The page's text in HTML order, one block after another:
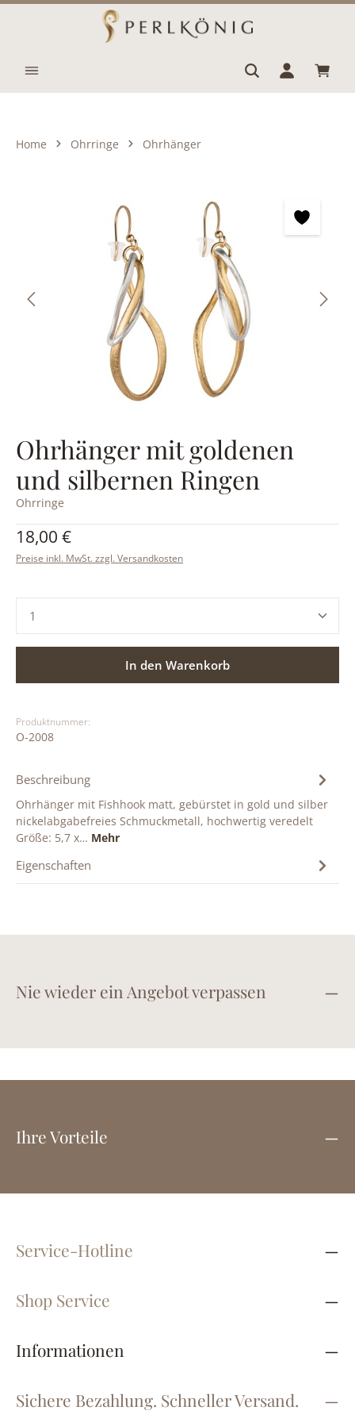
Zum Hauptinhalt springen
Home Ohrringe Ohrhänger
Ohrhänger mit goldenen
und silbernen Ringen
Ohrringe
Regulärer Preis:
18,00 €
Preise inkl. MwSt. zzgl. Versandkosten
Produkt Anzahl: Gib den gewünschten Wert ein
In den Warenkorb
Produktnummer:
O-2008
Beschreibung
Ohrhänger mit Fishhook matt, gebürstet in gold und silber
nickelabgabefreies Schmuckmetall, hochwertig veredelt
Größe: 5,7 x… Mehr
Eigenschaften
Nie wieder ein Angebot verpassen
Ihre Vorteile
Service-Hotline
Shop Service
Informationen
Sichere Bezahlung. Schneller Versand.